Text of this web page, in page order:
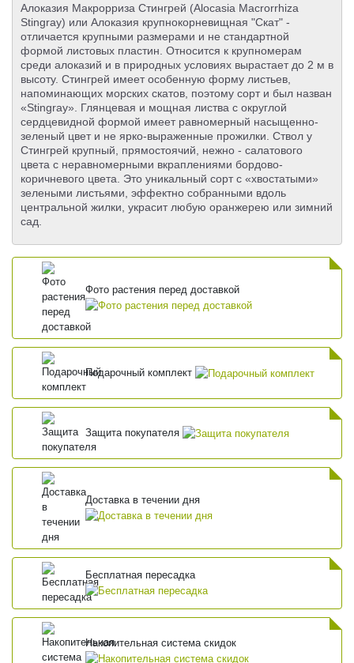
Алоказия Макрорриза Стингрей (Alocasia Macrorrhiza
Stingray) или Алоказия крупнокорневищная "Скат" -
отличается крупными размерами и не стандартной
формой листовых пластин. Относится к крупномерам
среди алоказий и в природных условиях вырастает до 2 м в
высоту. Стингрей имеет особенную форму листьев,
напоминающих морских скатов, поэтому сорт и был назван
«Stingray». Глянцевая и мощная листва с округлой
сердцевидной формой имеет равномерный насыщенно-
зеленый цвет и не ярко-выраженные прожилки. Ствол у
Стингрей крупный, прямостоячий, нежно - салатового
цвета с неравномерными вкраплениями бордово-
коричневого цвета. Это уникальный сорт с «хвостатыми»
зелеными листьями, эффектно собранными вдоль
центральной жилки, украсит любую оранжерею или зимний
сад.
Фото растения перед доставкой
Подарочный комплект
Защита покупателя
Доставка в течении дня
Бесплатная пересадка
Накопительная система скидок